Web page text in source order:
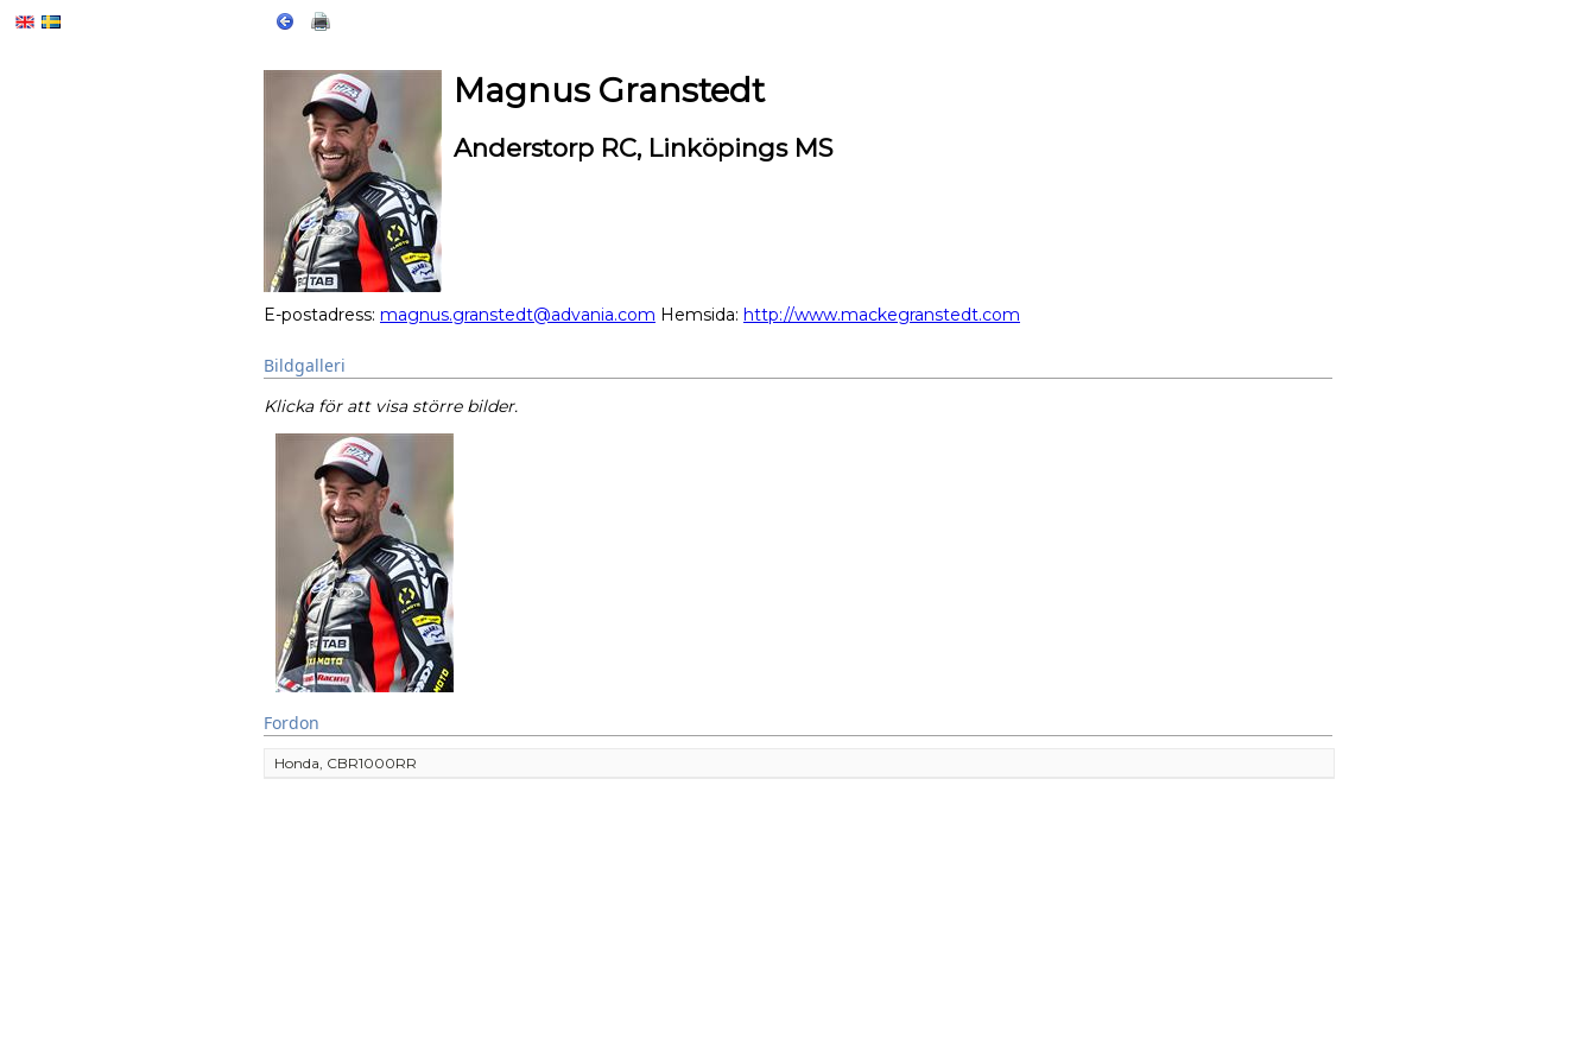
Magnus Granstedt
Anderstorp RC, Linköpings MS
E-postadress: magnus.granstedt@advania.com Hemsida: http://www.mackegranstedt.com
Bildgalleri
Klicka för att visa större bilder.
Fordon
Honda, CBR1000RR